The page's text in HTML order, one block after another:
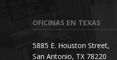
OFICINAS EN TEXAS
5885 E. Houston Street,
San Antonio, TX 78220